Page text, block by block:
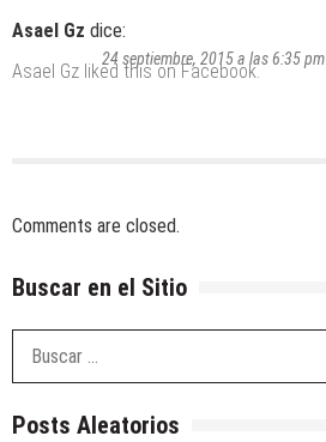
Asael Gz dice:
24 septiembre, 2015 a las 6:35 pm
Asael Gz liked this on Facebook.
Comments are closed.
Buscar en el Sitio
Posts Aleatorios